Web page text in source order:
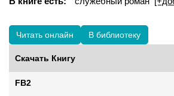
Читать онлайн В библиотеку
Скачать Книгу
FB2